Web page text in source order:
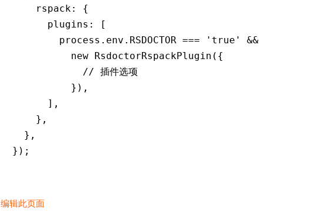
    rspack
:
{
      plugins
:
[
        process
. env . RSDOCTOR === 'true'
&&
          new
RsdoctorRspackPlugin ({
            // 插件选项
          })
,
      ]
,
    }
,
  }
,
});
编辑此页面